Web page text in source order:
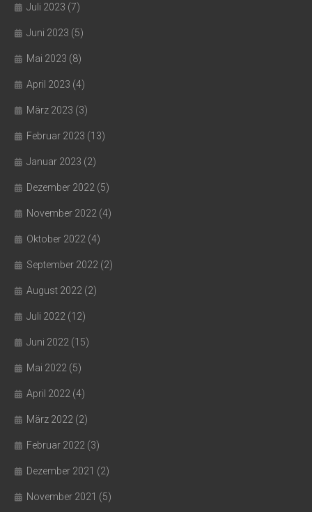
Juli 2023 (7)
Juni 2023 (5)
Mai 2023 (8)
April 2023 (4)
März 2023 (3)
Februar 2023 (13)
Januar 2023 (2)
Dezember 2022 (5)
November 2022 (4)
Oktober 2022 (4)
September 2022 (2)
August 2022 (2)
Juli 2022 (12)
Juni 2022 (15)
Mai 2022 (5)
April 2022 (4)
März 2022 (2)
Februar 2022 (3)
Dezember 2021 (2)
November 2021 (5)